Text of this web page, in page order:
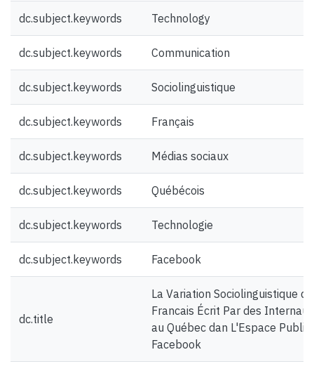
dc.subject.keywords Technology
dc.subject.keywords Communication
dc.subject.keywords Sociolinguistique
dc.subject.keywords Français
dc.subject.keywords Médias sociaux
dc.subject.keywords Québécois
dc.subject.keywords Technologie
dc.subject.keywords Facebook
dc.title
La Variation Sociolinguistique du
Francais Écrit Par des
au Québec dan L'Espace Public
Facebook